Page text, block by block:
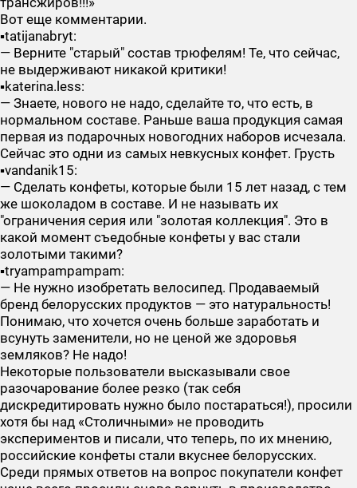
Вот еще комментарии.
▪️tatijanabryt:
— Верните "старый" состав трюфелям! Те, что сейчас,
не выдерживают никакой критики!
▪️katerina.less:
— Знаете, нового не надо, сделайте то, что есть, в
нормальном составе. Раньше ваша продукция самая
первая из подарочных новогодних наборов исчезала.
Сейчас это одни из самых невкусных конфет. Грусть
▪️vandanik15:
— Сделать конфеты, которые были 15 лет назад, с тем
же шоколадом в составе. И не называть их
"ограничения серия или "золотая коллекция". Это в
какой момент съедобные конфеты у вас стали
золотыми такими?
▪️tryampampampam:
— Не нужно изобретать велосипед. Продаваемый
бренд белорусских продуктов — это натуральность!
Понимаю, что хочется очень больше заработать и
всунуть заменители, но не ценой же здоровья
земляков? Не надо!
Некоторые пользователи высказывали свое
разочарование более резко (так себя
дискредитировать нужно было постараться!), просили
хотя бы над «Столичными» не проводить
экспериментов и писали, что теперь, по их мнению,
российские конфеты стали вкуснее белорусских.
Среди прямых ответов на вопрос покупатели конфет